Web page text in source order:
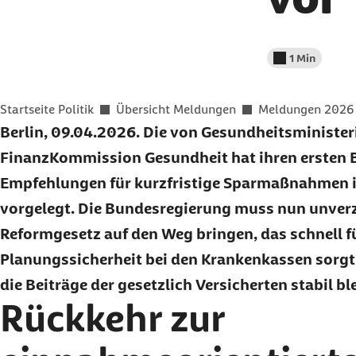
Lesedauer
1 Min
Sie befinden sich hier:
Startseite Politik Übersicht Meldungen Meldungen 2026
Berlin, 09.04.2026. Die von
FinanzKommission Gesundheit hat ihren ersten
Empfehlungen für kurzfristige Sparmaßnahmen
vorgelegt. Die Bundesregierung muss nun
Reformgesetz auf den Weg bringen, das schnell
Planungssicherheit bei den Krankenkassen
die Beiträge der gesetzlich Versicherten stabil
Rückkehr zur